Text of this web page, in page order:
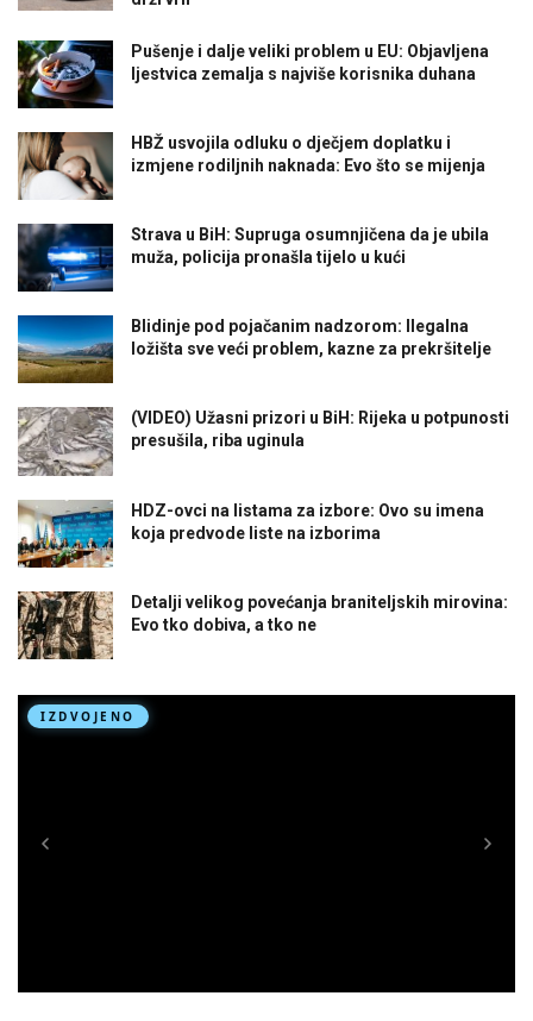
Pušenje i dalje veliki problem u EU: Objavljena
ljestvica zemalja s najviše korisnika duhana
HBŽ usvojila odluku o dječjem doplatku i
izmjene rodiljnih naknada: Evo što se mijenja
Strava u BiH: Supruga osumnjičena da je ubila
muža, policija pronašla tijelo u kući
Blidinje pod pojačanim nadzorom: Ilegalna
ložišta sve veći problem, kazne za prekršitelje
(VIDEO) Užasni prizori u BiH: Rijeka u potpunosti
presušila, riba uginula
HDZ-ovci na listama za izbore: Ovo su imena
koja predvode liste na izborima
Detalji velikog povećanja braniteljskih mirovina:
Evo tko dobiva, a tko ne